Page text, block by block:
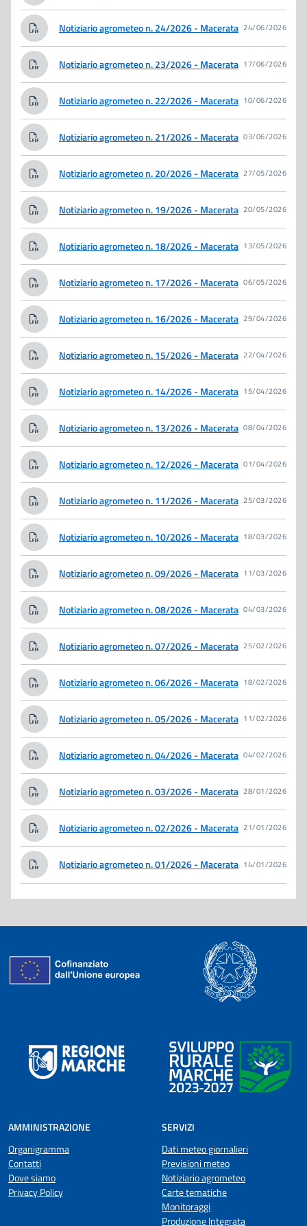
Notiziario agrometeo n. 24/2026 - Macerata 24/06/2026
Notiziario agrometeo n. 23/2026 - Macerata 17/06/2026
Notiziario agrometeo n. 22/2026 - Macerata 10/06/2026
Notiziario agrometeo n. 21/2026 - Macerata 03/06/2026
Notiziario agrometeo n. 20/2026 - Macerata 27/05/2026
Notiziario agrometeo n. 19/2026 - Macerata 20/05/2026
Notiziario agrometeo n. 18/2026 - Macerata 13/05/2026
Notiziario agrometeo n. 17/2026 - Macerata 06/05/2026
Notiziario agrometeo n. 16/2026 - Macerata 29/04/2026
Notiziario agrometeo n. 15/2026 - Macerata 22/04/2026
Notiziario agrometeo n. 14/2026 - Macerata 15/04/2026
Notiziario agrometeo n. 13/2026 - Macerata 08/04/2026
Notiziario agrometeo n. 12/2026 - Macerata 01/04/2026
Notiziario agrometeo n. 11/2026 - Macerata 25/03/2026
Notiziario agrometeo n. 10/2026 - Macerata 18/03/2026
Notiziario agrometeo n. 09/2026 - Macerata 11/03/2026
Notiziario agrometeo n. 08/2026 - Macerata 04/03/2026
Notiziario agrometeo n. 07/2026 - Macerata 25/02/2026
Notiziario agrometeo n. 06/2026 - Macerata 18/02/2026
Notiziario agrometeo n. 05/2026 - Macerata 11/02/2026
Notiziario agrometeo n. 04/2026 - Macerata 04/02/2026
Notiziario agrometeo n. 03/2026 - Macerata 28/01/2026
Notiziario agrometeo n. 02/2026 - Macerata 21/01/2026
Notiziario agrometeo n. 01/2026 - Macerata 14/01/2026
AMMINISTRAZIONE
Organigramma
Contatti
Dove siamo
Privacy Policy
SERVIZI
Dati meteo giornalieri
Previsioni meteo
Notiziario agrometeo
Carte tematiche
Monitoraggi
Produzione Integrata